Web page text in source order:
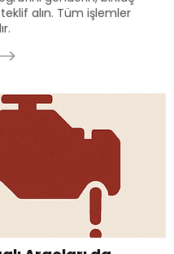
alın. Tüm işlemler